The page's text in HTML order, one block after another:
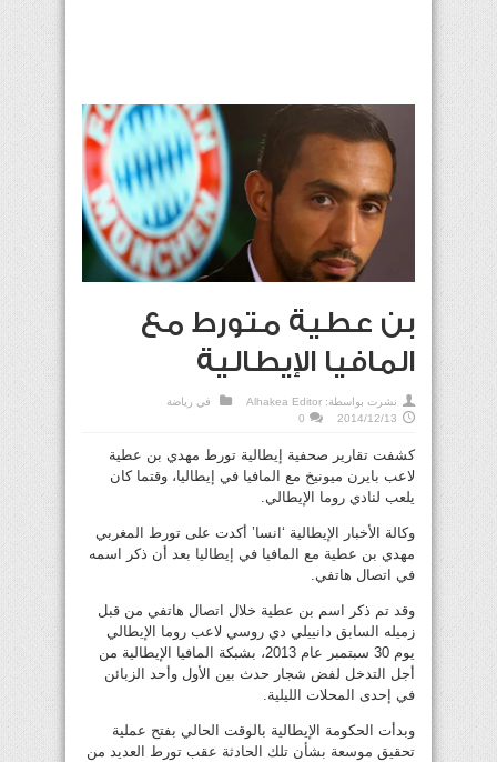
بن عطية متورط مع
المافيا الإيطالية
نشرت بواسطة: Alhakea Editor في رياضة
2014/12/13
0
كشفت تقارير صحفية إيطالية تورط مهدي بن عطية
لاعب بايرن ميونيخ مع المافيا في إيطاليا، وقتما كان
يلعب لنادي روما الإيطالي.
وكالة الأخبار الإيطالية ‘انسا’ أكدت على تورط المغربي
مهدي بن عطية مع المافيا في إيطاليا بعد أن ذكر اسمه
في اتصال هاتفي.
وقد تم ذكر اسم بن عطية خلال اتصال هاتفي من قبل
زميله السابق دانييلي دي روسي لاعب روما الإيطالي
يوم 30 سبتمبر عام 2013، بشبكة المافيا الإيطالية من
أجل التدخل لفض شجار حدث بين الأول وأحد الزبائن
في إحدى المحلات الليلية.
وبدأت الحكومة الإيطالية بالوقت الحالي بفتح عملية
تحقيق موسعة بشأن تلك الحادثة عقب تورط العديد من